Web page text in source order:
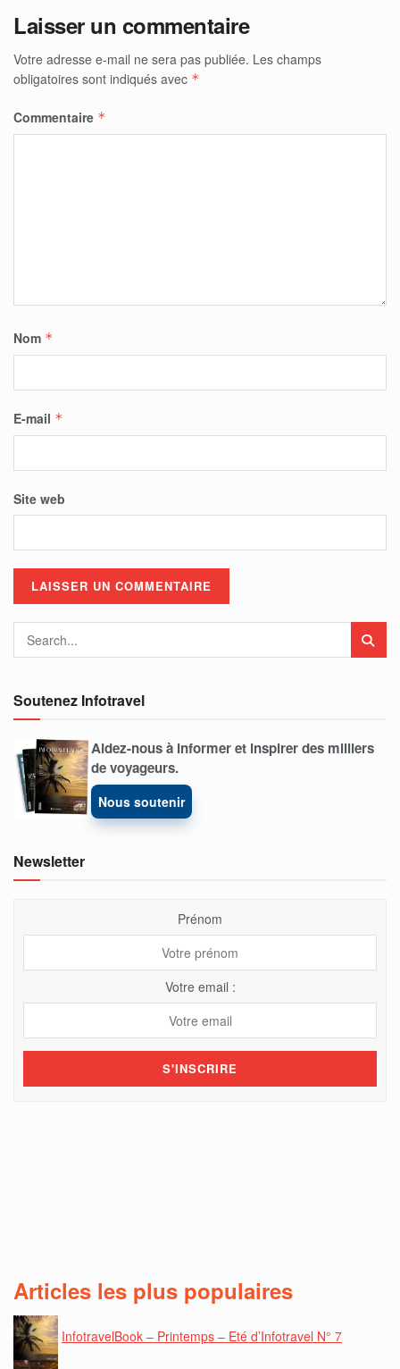
Laisser un commentaire
Votre adresse e-mail ne sera pas publiée. Les champs
obligatoires sont indiqués avec *
Commentaire *
Nom *
E-mail *
Site web
Soutenez Infotravel
Aidez-nous à informer et inspirer des milliers
de voyageurs.
Nous soutenir
Newsletter
Prénom
Votre email :
Articles les plus populaires
InfotravelBook – Printemps – Eté d’Infotravel N° 7